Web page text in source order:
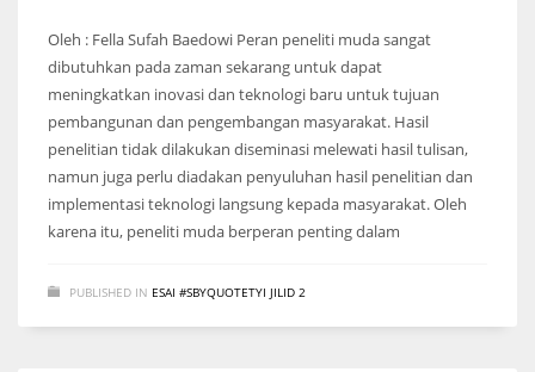
Oleh : Fella Sufah Baedowi Peran peneliti muda sangat
dibutuhkan pada zaman sekarang untuk dapat
meningkatkan inovasi dan teknologi baru untuk tujuan
pembangunan dan pengembangan masyarakat. Hasil
penelitian tidak dilakukan diseminasi melewati hasil tulisan,
namun juga perlu diadakan penyuluhan hasil penelitian dan
implementasi teknologi langsung kepada masyarakat. Oleh
karena itu, peneliti muda berperan penting dalam
PUBLISHED IN ESAI #SBYQUOTETYI JILID 2